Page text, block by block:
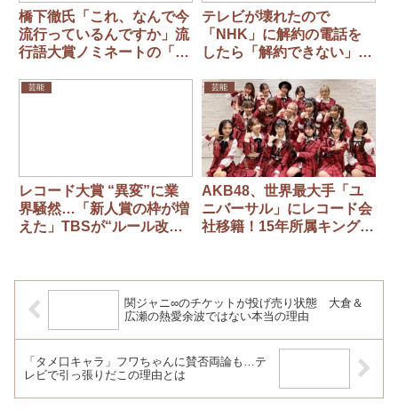
橋下徹氏「これ、なんで今
流行っているんですか」流
行語大賞ノミネートの「知
テレビが壊れたので
「NHK」に解約の電話を
したら「解約できない」と
ないのに受信料を払う必要
がある？
芸能
レコード大賞 “異変”に業
界騒然…「新人賞の枠が増
えた」TBSが“ルール改
芸能
AKB48、世界最大手「ユ
ニバーサル」にレコード会
社移籍！15年所属キングレ
関ジャニ∞のチケットが投げ売り状態 大倉＆
広瀬の熱愛余波ではない本当の理由
「タメ口キャラ」フワちゃんに賛否両論も…テ
レビで引っ張りだこの理由とは